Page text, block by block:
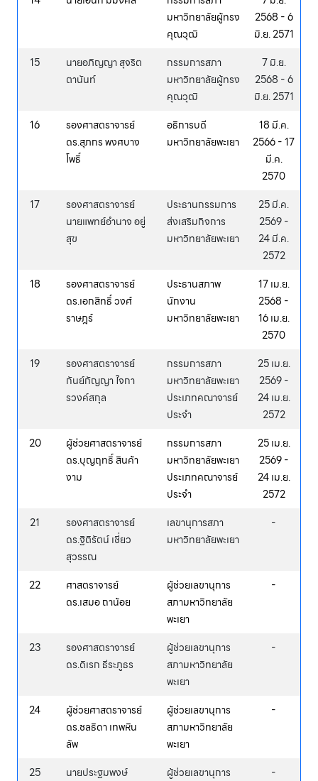
มหาวิทยาลัยผู้ทรง
คุณวุฒิ
2568 - 6
มิ.ย. 2571
15
นายอภิญญา สุจริต
ตานันท์
กรรมการสภา
มหาวิทยาลัยผู้ทรง
คุณวุฒิ
7 มิ.ย.
2568 - 6
มิ.ย. 2571
16
รองศาสตราจารย์
ดร.สุภกร พงศบาง
โพธิ์
อธิการบดี
มหาวิทยาลัยพะเยา
18 มี.ค.
2566 - 17
มี.ค.
2570
17
รองศาสตราจารย์
นายแพทย์อำนาจ อยู่
สุข
ประธานกรรมการ
ส่งเสริมกิจการ
มหาวิทยาลัยพะเยา
25 มี.ค.
2569 -
24 มี.ค.
2572
18
รองศาสตราจารย์
ดร.เอกสิทธิ์ วงศ์
ราษฎร์
ประธานสภาพ
นักงาน
มหาวิทยาลัยพะเยา
17 เม.ย.
2568 -
16 เม.ย.
2570
19
รองศาสตราจารย์
กันย์กัญญา ใจกา
รวงค์สกุล
กรรมการสภา
มหาวิทยาลัยพะเยา
ประเภทคณาจารย์
ประจำ
25 เม.ย.
2569 -
24 เม.ย.
2572
20
ผู้ช่วยศาสตราจารย์
ดร.บุญฤทธิ์ สินค้า
งาม
กรรมการสภา
มหาวิทยาลัยพะเยา
ประเภทคณาจารย์
ประจำ
25 เม.ย.
2569 -
24 เม.ย.
2572
21
รองศาสตราจารย์
ดร.ฐิติรัตน์ เชี่ยว
สุวรรณ
เลขานุการสภา
มหาวิทยาลัยพะเยา
-
22
ศาสตราจารย์
ดร.เสมอ ถาน้อย
ผู้ช่วยเลขานุการ
สภามหาวิทยาลัย
พะเยา
-
23
รองศาสตราจารย์
ดร.ดิเรก ธีระภูธร
ผู้ช่วยเลขานุการ
สภามหาวิทยาลัย
พะเยา
-
24
ผู้ช่วยศาสตราจารย์
ดร.ชลธิดา เทพหิน
ลัพ
ผู้ช่วยเลขานุการ
สภามหาวิทยาลัย
พะเยา
-
25
นายประฐมพงษ์
ผู้ช่วยเลขานุการ
-